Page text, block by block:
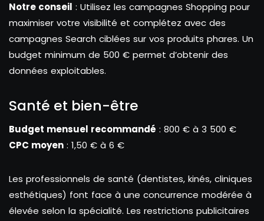
Notre conseil : Utilisez les campagnes Shopping pour
maximiser votre visibilité et complétez avec des
campagnes Search ciblées sur vos produits phares. Un
budget minimum de 500 € permet d’obtenir des
données exploitables.
Santé et bien-être
Budget mensuel recommandé : 800 € à 3 500 €
CPC moyen : 1,50 € à 6 €
Les professionnels de santé (dentistes, kinés, cliniques
esthétiques) font face à une concurrence modérée à
élevée selon la spécialité. Les restrictions publicitaires